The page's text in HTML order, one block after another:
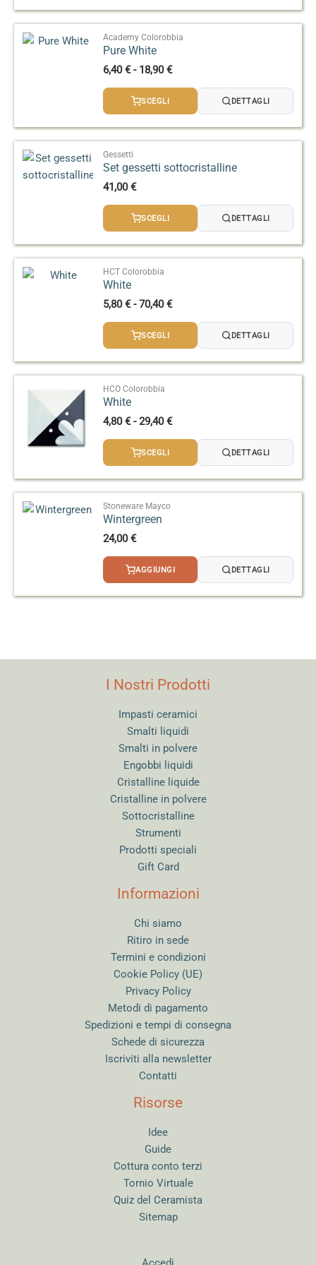
14,50 €
Academy Colorobbia
Pure White
6,40€ - 18,90€Fascia
prezzo:
SCEGLI DETTAGLI
Gessetti
Set gessetti sottocristalline
41,00€
SCEGLI DETTAGLI
HCT Colorobbia
White
5,80€ - 70,40€Fascia
prezzo:
SCEGLI DETTAGLI
HCO Colorobbia
White
4,80€ - 29,40€Fascia
prezzo:
SCEGLI DETTAGLI
Stoneware Mayco
Wintergreen
24,00€
AGGIUNGI DETTAGLI
I Nostri Prodotti
Impasti ceramici
Smalti liquidi
Smalti in polvere
Engobbi liquidi
Cristalline liquide
Cristalline in polvere
Sottocristalline
Strumenti
Prodotti speciali
Gift Card
Informazioni
Chi siamo
Ritiro in sede
Termini e condizioni
Cookie Policy (UE)
Privacy Policy
Metodi di pagamento
Spedizioni e tempi di consegna
Schede di sicurezza
Iscriviti alla newsletter
Contatti
Risorse
Idee
Guide
Cottura conto terzi
Tornio Virtuale
Quiz del Ceramista
Sitemap